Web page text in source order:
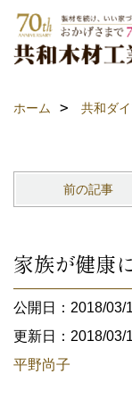
ホーム 共和ダ
前の記事
家族が健康
公開日：2018/03/
更新日：2018/03/
平野尚子